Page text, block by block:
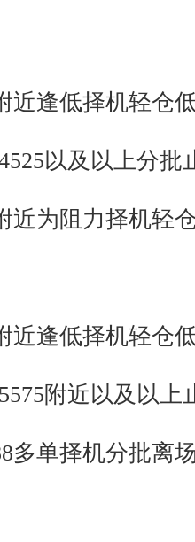
逢低择机轻仓
以及以上分批
为阻力择机轻
逢低择机轻仓
附近以及以上
单择机分批离